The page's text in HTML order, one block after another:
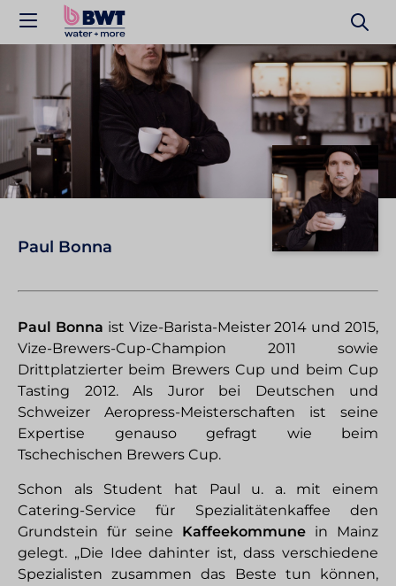
Paul Bonna
Paul Bonna ist Vize-​Barista-Meister 2014 und 2015,
Vize-​Brewers-Cup-Champion 2011 sowie
Drittplatzierter beim Brewers Cup und beim Cup
Tasting 2012. Als Juror bei Deutschen und
Schweizer Aeropress-​Meisterschaften ist seine
Expertise genauso gefragt wie beim
Tschechischen Brewers Cup.
Schon als Student hat Paul u. a. mit einem
Catering-​Service für Spezialitätenkaffee den
Grundstein für seine Kaffeekommune in Mainz
gelegt. „Die Idee dahinter ist, dass verschiedene
Spezialisten zusammen das Beste tun können,